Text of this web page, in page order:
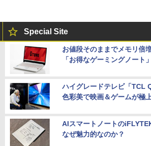
Special Site
お値段そのままでメモリ倍
「お得なゲーミングノート」
ハイグレードテレビ「TCL
色彩美で映画＆ゲームが極
AIスマートノートの
なぜ魅力的なのか？